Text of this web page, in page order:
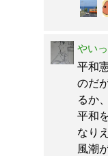
やい
平和
のだ
るか
平和
なり
風潮